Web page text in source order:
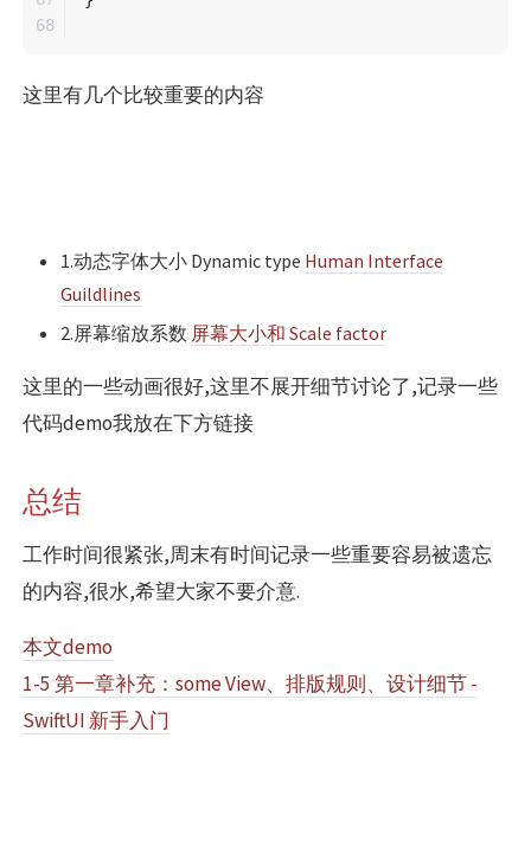
这里有几个比较重要的内容
1.动态字体大小 Dynamic type Human Interface
Guildlines
2.屏幕缩放系数 屏幕大小和 Scale factor
这里的一些动画很好,这里不展开细节讨论了,记录一些
代码demo我放在下方链接
总结
工作时间很紧张,周末有时间记录一些重要容易被遗忘
的内容,很水,希望大家不要介意.
本文demo
1-5 第一章补充：some View、排版规则、设计细节 -
SwiftUI 新手入门